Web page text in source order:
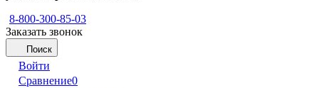
8-800-300-85-03
Заказать звонок
Поиск
Войти
Сравнение0